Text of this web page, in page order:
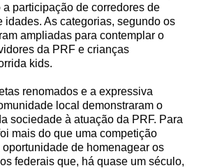
a participação de corredores de
idades. As categorias, segundo os
ampliadas para contemplar o
da PRF e crianças
kids.
renomados e a expressiva
local demonstraram o
sociedade à atuação da PRF. Para
mais do que uma competição
de homenagear os
federais que, há quase um século,